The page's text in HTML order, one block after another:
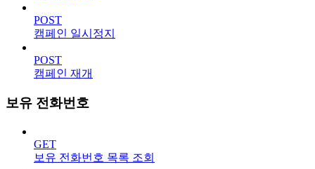
POST
캠페인 일시정지
POST
캠페인 재개
보유 전화번호
GET
보유 전화번호 목록 조회